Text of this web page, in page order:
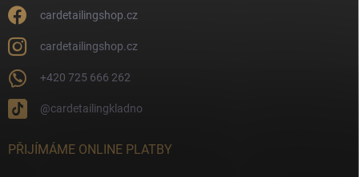
cardetailingshop.cz
cardetailingshop.cz
+420 725 666 262
@cardetailingkladno
PŘIJÍMÁME ONLINE PLATBY